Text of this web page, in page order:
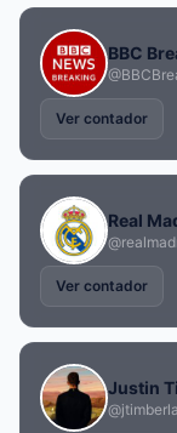
BBC
Ver contador
Real
Ver contador
Justin